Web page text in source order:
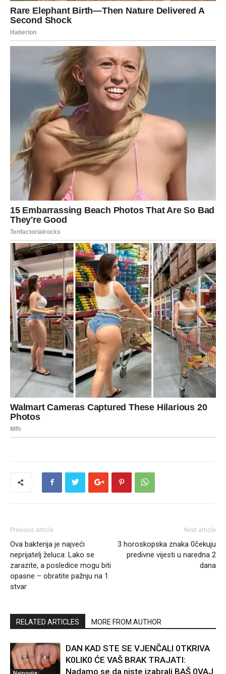
Previous article
Ova bakterija je najveći
neprijatelj želuca: Lako se
zarazite, a posledice mogu biti
opasne – obratite pažnju na 1
stvar
Next article
3 horoskopska znaka 0čekuju
predivne vijesti u naredna 2
dana
RELATED ARTICLES MORE FROM AUTHOR
DAN KAD STE SE VJENČALI 0TKRIVA
K0LIK0 ĆE VAŠ BRAK TRAJATI:
Nadamo se da niste izabrali BAŠ 0VAJ